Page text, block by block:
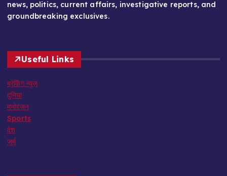
news, politics, current affairs, investigative reports, and
groundbreaking exclusives.
Useful Links
ब्रेकिंग न्यूज़
दुनिया
मनोरंजन
Sports
देश
जुर्म